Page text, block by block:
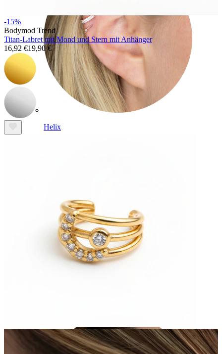
Helix
-15%
Bodymod Trend
Titan-Labret mit Mond und Stern mit Anhänger
16,92 €19,90 €